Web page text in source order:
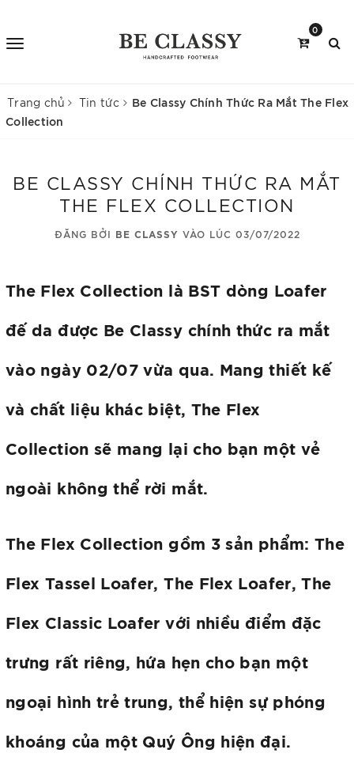
0
Trang chủ Tin tức
Be Classy Chính Thức Ra Mắt The Flex
Collection
BE CLASSY CHÍNH THỨC RA MẮT
THE FLEX COLLECTION
ĐĂNG BỞI BE CLASSY VÀO LÚC 03/07/2022
The Flex Collection là BST dòng Loafer
đế da được Be Classy chính thức ra mắt
vào ngày 02/07 vừa qua. Mang thiết kế
và chất liệu khác biệt, The Flex
Collection sẽ mang lại cho bạn một vẻ
ngoài không thể rời mắt.
The Flex Collection gồm 3 sản phẩm: The
Flex Tassel Loafer, The Flex Loafer, The
Flex Classic Loafer với nhiều điểm đặc
trưng rất riêng, hứa hẹn cho bạn một
ngoại hình trẻ trung, thể hiện sự phóng
khoáng của một Quý Ông hiện đại.